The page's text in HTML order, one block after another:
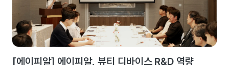
[에이피알] 에이피알, 뷰티 디바이스 R&D 역량